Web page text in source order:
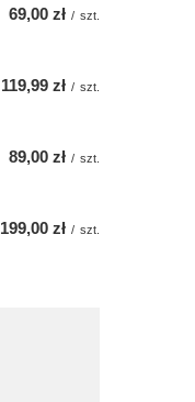
69,00 zł / szt.
119,99 zł / szt.
89,00 zł / szt.
199,00 zł / szt.